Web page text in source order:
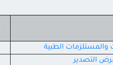
والمستلزمات الطبية
التصدير